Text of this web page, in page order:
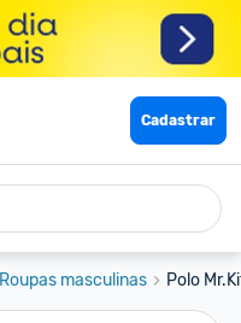
Cadastrar
Roupas masculinas Polo